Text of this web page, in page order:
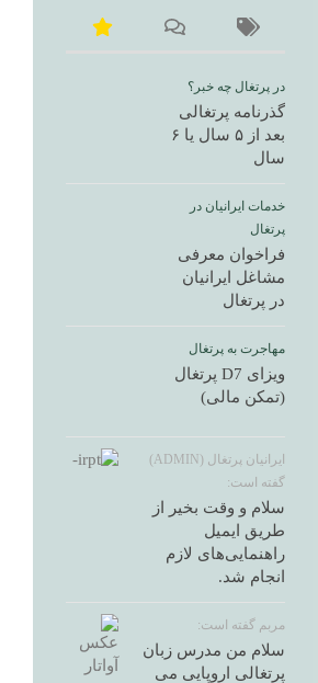
در پرتغال چه خبر؟
گذرنامه پرتغالی
بعد از ۵ سال یا ۶
سال
خدمات ایرانیان در
پرتغال
فراخوان معرفی
مشاغل ایرانیان
در پرتغال
مهاجرت به پرتغال
ویزای D7 پرتغال
(تمکن مالی)
ایرانیان پرتغال (ADMIN)
گفته است:
سلام و وقت بخیر از
طریق ایمیل
راهنمایی‌های لازم
انجام شد.
مربم گفته است:
سلام من مدرس زبان
پرتغالی اروپایی می